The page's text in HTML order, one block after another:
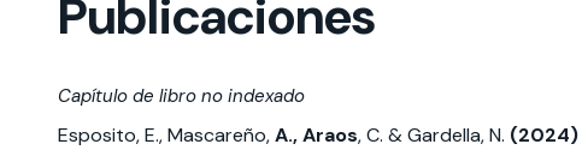
Publicaciones
Capítulo de libro no indexado
Esposito, E., Mascareño,A., Araos, C. & Gardella, N. (2024)